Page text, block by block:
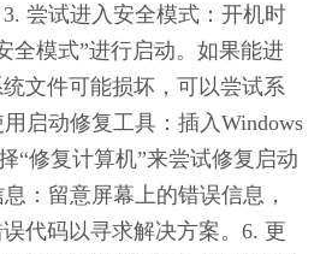
尝试进入安全模式：开机时
全模式”进行启动。如果能进
文件可能损坏，可以尝试系
启动修复工具：插入Windows
“修复计算机”来尝试修复启动
：留意屏幕上的错误信息，
代码以寻求解决方案。6. 更